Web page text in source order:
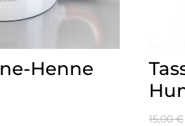
Henne
15,00€